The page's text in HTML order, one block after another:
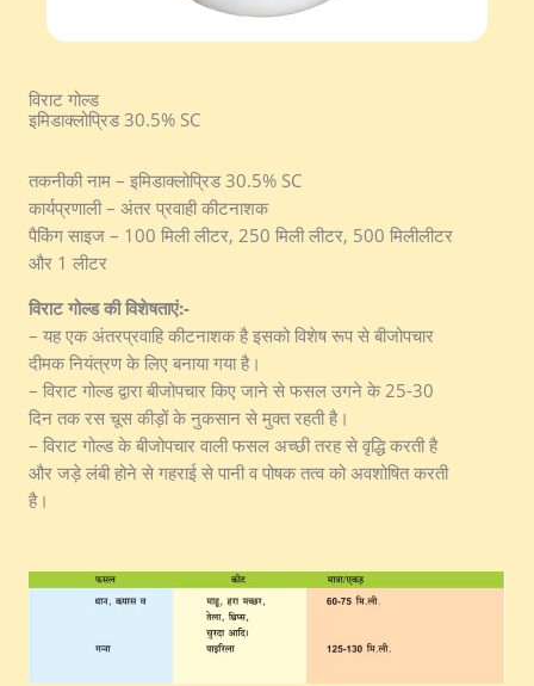
विराट गोल्ड
इमिडाक्लोप्रिड 30.5% SC
तकनीकी नाम – इमिडाक्लोप्रिड 30.5% SC
कार्यप्रणाली – अंतर प्रवाही कीटनाशक
पैकिंग साइज – 100 मिली लीटर, 250 मिली लीटर, 500 मिलीलीटर
और 1 लीटर
विराट गोल्ड की विशेषताएं:-
– यह एक अंतरप्रवाहि कीटनाशक है इसको विशेष रूप से बीजोपचार
दीमक नियंत्रण के लिए बनाया गया है।
– विराट गोल्ड द्वारा बीजोपचार किए जाने से फसल उगने के 25-30
दिन तक रस चूस कीड़ों के नुकसान से मुक्त रहती है।
– विराट गोल्ड के बीजोपचार वाली फसल अच्छी तरह से वृद्धि करती है
और जड़े लंबी होने से गहराई से पानी व पोषक तत्व को अवशोषित करती
है।